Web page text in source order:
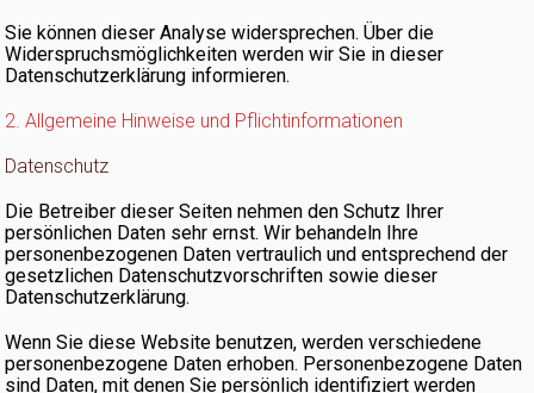
Sie können dieser Analyse widersprechen. Über die
Widerspruchsmöglichkeiten werden wir Sie in dieser
Datenschutzerklärung informieren.
2. Allgemeine Hinweise und Pflichtinformationen
Datenschutz
Die Betreiber dieser Seiten nehmen den Schutz Ihrer
persönlichen Daten sehr ernst. Wir behandeln Ihre
personenbezogenen Daten vertraulich und entsprechend der
gesetzlichen Datenschutzvorschriften sowie dieser
Datenschutzerklärung.
Wenn Sie diese Website benutzen, werden verschiedene
personenbezogene Daten erhoben. Personenbezogene Daten
sind Daten, mit denen Sie persönlich identifiziert werden